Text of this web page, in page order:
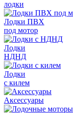
лодки
Лодки ПВХ
под мотор
Лодки
НДНД
Лодки
с килем
Аксессуары